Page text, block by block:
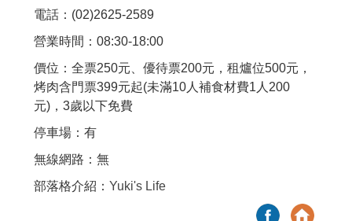
電話：(02)2625-2589
營業時間：08:30-18:00
價位：全票250元、優待票200元，租爐位500元，
烤肉含門票399元起(未滿10人補食材費1人200
元)，3歲以下免費
停車場：有
無線網路：無
部落格介紹： Yuki's Life